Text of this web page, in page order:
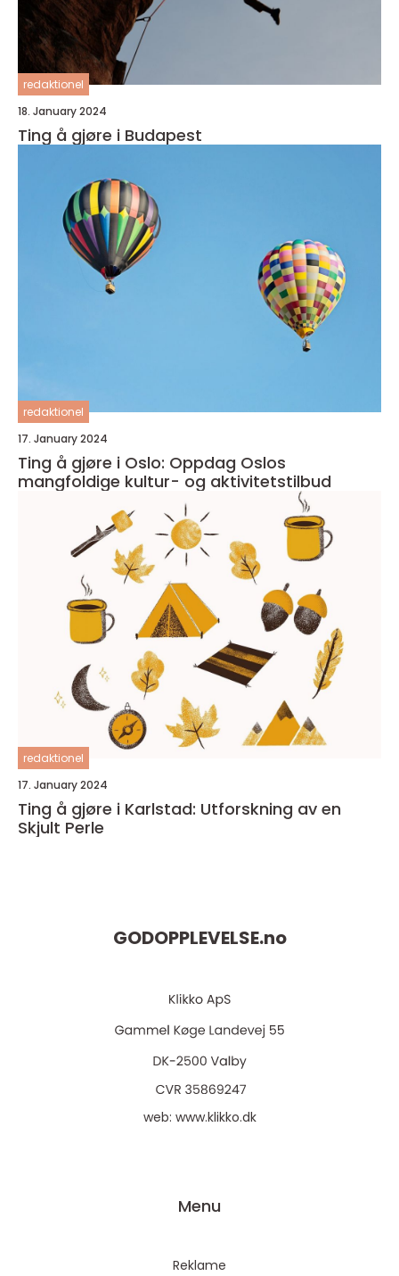
redaktionel
18. January 2024
Ting å gjøre i Budapest
redaktionel
17. January 2024
Ting å gjøre i Oslo: Oppdag Oslos
mangfoldige kultur- og aktivitetstilbud
redaktionel
17. January 2024
Ting å gjøre i Karlstad: Utforskning av en
Skjult Perle
GODOPPLEVELSE.no
web: www.klikko.dk
Menu
Reklame